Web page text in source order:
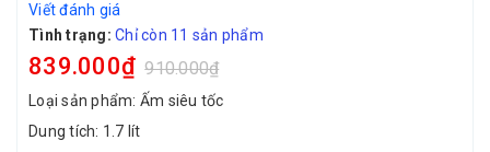
Viết đánh giá
Tình trạng: Chỉ còn 11 sản phẩm
839.000₫ 910.000₫
Loại sản phẩm: Ấm siêu tốc
Dung tích: 1.7 lít